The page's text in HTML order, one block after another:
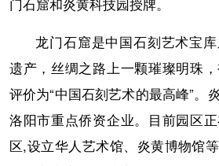
门石窟和炎黄科技园授牌。
龙门石窟是中国石刻艺术宝
遗产，丝绸之路上一颗璀璨明珠
评价为“中国石刻艺术的最高峰”。
洛阳市重点侨资企业。目前园区
区,设立华人艺术馆、炎黄博物馆